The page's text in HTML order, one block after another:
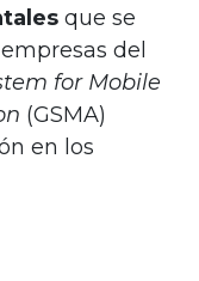
que se
del
for Mobile
(GSMA)
en los